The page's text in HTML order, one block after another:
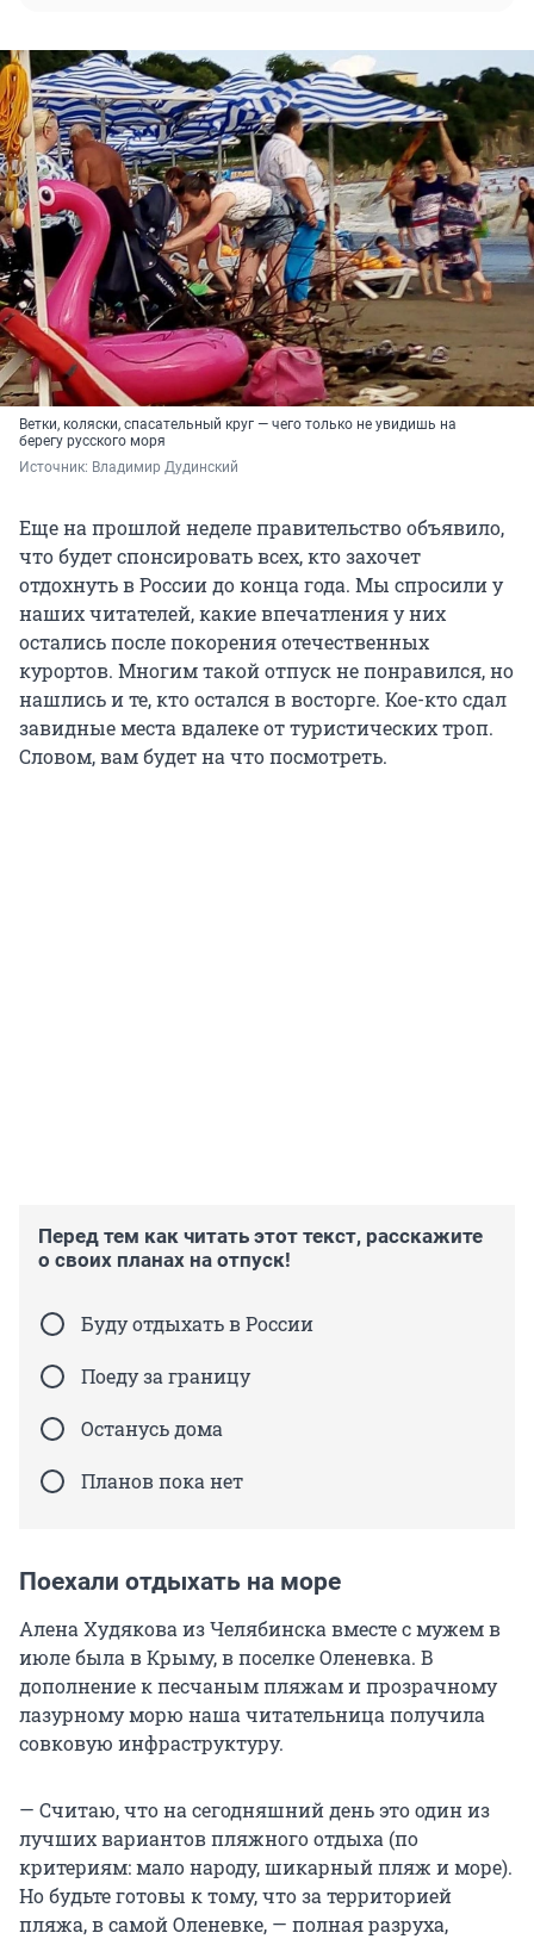
Ветки, коляски, спасательный круг — чего только не увидишь на
берегу русского моря
Источник: Владимир Дудинский
Еще на прошлой неделе правительство объявило,
что будет спонсировать всех, кто захочет
отдохнуть в России до конца года. Мы спросили у
наших читателей, какие впечатления у них
остались после покорения отечественных
курортов. Многим такой отпуск не понравился, но
нашлись и те, кто остался в восторге. Кое-кто сдал
завидные места вдалеке от туристических троп.
Словом, вам будет на что посмотреть.
Перед тем как читать этот текст, расскажите
о своих планах на отпуск!
Буду отдыхать в России
Поеду за границу
Останусь дома
Планов пока нет
Поехали отдыхать на море
Алена Худякова из Челябинска вместе с мужем в
июле была в Крыму, в поселке Оленевка. В
дополнение к песчаным пляжам и прозрачному
лазурному морю наша читательница получила
совковую инфраструктуру.
— Считаю, что на сегодняшний день это один из
лучших вариантов пляжного отдыха (по
критериям: мало народу, шикарный пляж и море).
Но будьте готовы к тому, что за территорией
пляжа, в самой Оленевке, — полная разруха,